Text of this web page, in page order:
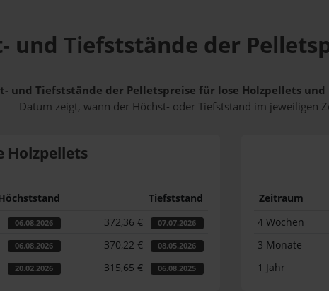
und Tiefststände der
und Tiefststände der Pelletspreise für lose Holzpellets
Datum zeigt, wann der Höchst- oder Tiefststand im jeweiligen
Holzpellets
Tiefststand
06.08.2026 372,36 € 07.07.2026
06.08.2026 370,22 € 08.05.2026
20.02.2026 315,65 € 06.08.2025
Zeitraum
4 Wochen
3 Monate
1 Jahr